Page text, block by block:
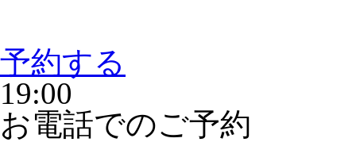
予約する
19:00
お電話でのご予約